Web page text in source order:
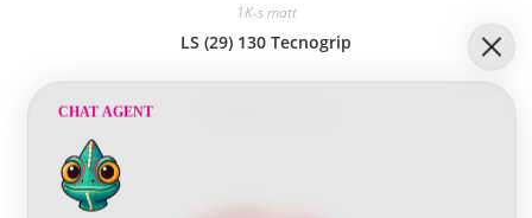
1K-s matt
LS (29) 130 Tecnogrip
CHAT AGENT